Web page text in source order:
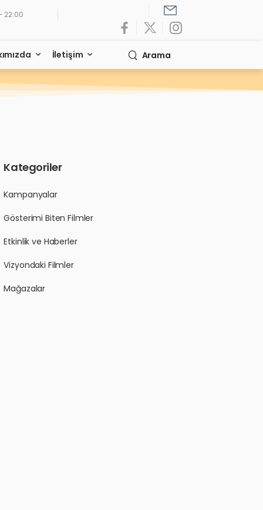
22:00
İletişim Arama
Kategoriler
Kampanyalar
Gösterimi Biten Filmler
Etkinlik ve Haberler
Vizyondaki Filmler
Mağazalar